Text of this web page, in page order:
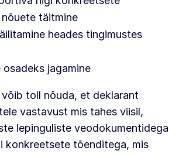
täitmine
heades tingimustes
jagamine
võib toll nõuda, et deklarant
vastavust mis tahes viisil,
lepinguliste veodokumentidega
konkreetsete tõenditega, mis